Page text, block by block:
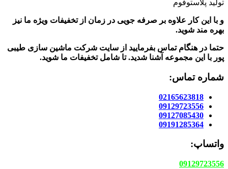
تولید پلاستوفوم
و با این کار علاوه بر صرفه جویی در زمان از تخفیفات ویژه ما نیز
بهره مند شوید.
حتما در هنگام تماس بفرمایید از سایت شرکت ماشین سازی طیبی
پور با این مجموعه آشنا شدید. تا شامل تخفیفات ما شوید.
شماره تماس:
02165623818
09129723556
09127085430
09191285364
واتساپ:
09129723556